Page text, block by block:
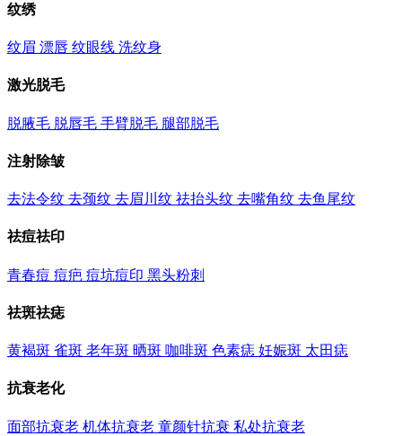
纹绣
纹眉 漂唇 纹眼线 洗纹身
激光脱毛
脱腋毛 脱唇毛 手臂脱毛 腿部脱毛
注射除皱
去法令纹 去颈纹 去眉川纹 祛抬头纹 去嘴角纹 去鱼尾纹
祛痘祛印
青春痘 痘疤 痘坑痘印 黑头粉刺
祛斑祛痣
黄褐斑 雀斑 老年斑 晒斑 咖啡斑 色素痣 妊娠斑 太田痣
抗衰老化
面部抗衰老 机体抗衰老 童颜针抗衰 私处抗衰老